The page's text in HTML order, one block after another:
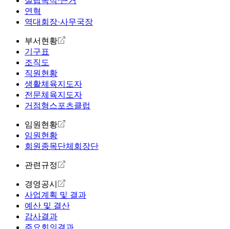
연혁
역대회장·사무국장
부서현황
기구표
조직도
직원현황
생활체육지도자
전문체육지도자
거점형스포츠클럽
임원현황
임원현황
회원종목단체회장단
관련규정
경영공시
사업계획 및 결과
예산 및 결산
감사결과
주요회의결과